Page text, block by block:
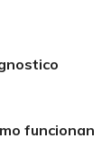
funcionan